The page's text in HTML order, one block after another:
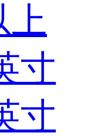
上
寸
寸